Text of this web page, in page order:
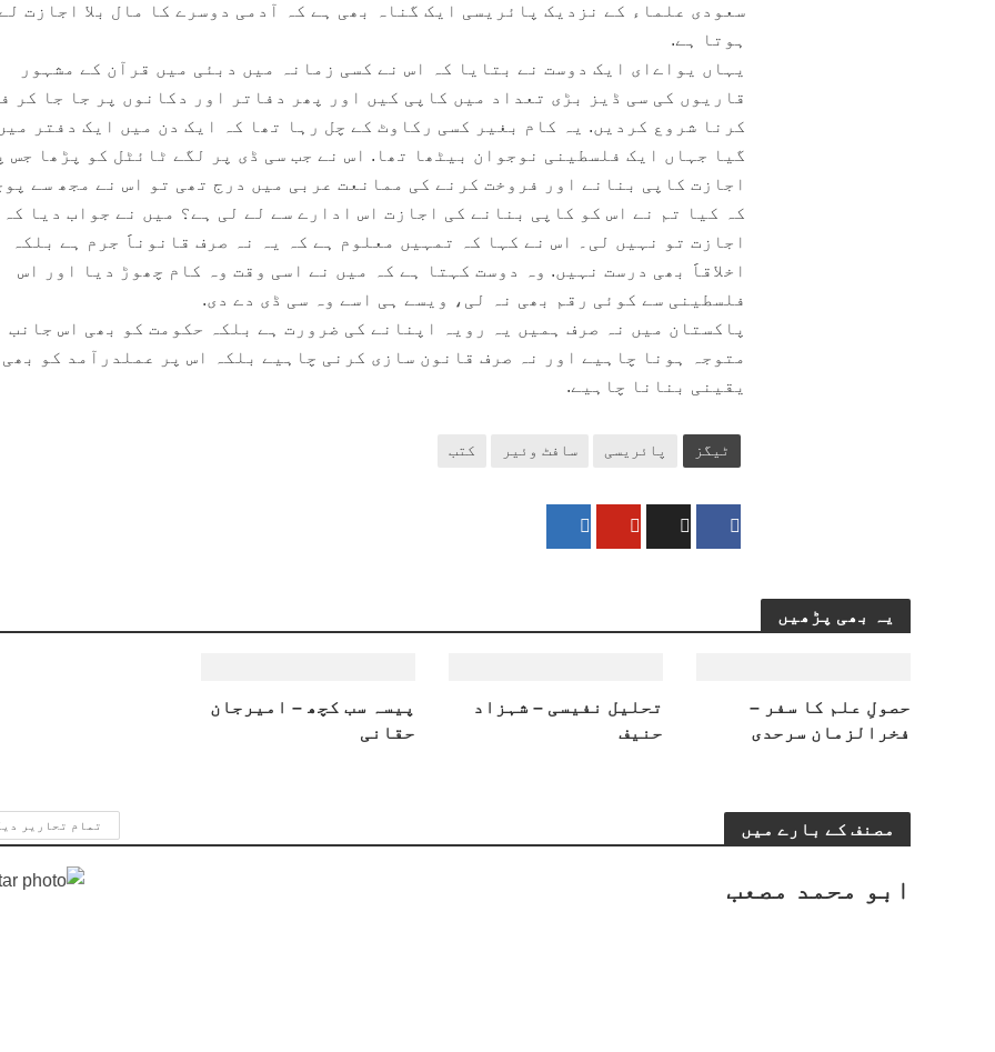
سعودی علماء کے نزدیک پائریسی ایک گناہ بھی ہے کہ آدمی دوسرے کا مال بلا اجازت
ہوتا ہے.
یہاں یواےای ایک دوست نے بتایا کہ اس نے کسی زمانہ میں دبئی میں قرآن کے مشہور
قاریوں کی سی ڈیز بڑی تعداد میں کاپی کیں اور پھر دفاتر اور دکانوں پر جا جا کر
کرنا شروع کردیں. یہ کام بغیر کسی رکاوٹ کے چل رہا تھا کہ ایک دن میں ایک دفتر میں
گیا جہاں ایک فلسطینی نوجوان بیٹھا تھا. اس نے جب سی ڈی پر لگے ٹائٹل کو پڑھا جس
اجازت کاپی بنانے اور فروخت کرنے کی ممانعت عربی میں درج تھی تو اس نے مجھ سے
کہ کیا تم نے اس کو کاپی بنانے کی اجازت اس ادارے سے لے لی ہے؟ میں نے جواب دیا
اجازت تو نہیں لی۔ اس نے کہا کہ تمہیں معلوم ہے کہ یہ نہ صرف قانوناََ جرم ہے بلکہ
اخلاقاََ بھی درست نہیں. وہ دوست کہتا ہے کہ میں نے اسی وقت وہ کام چھوڑ دیا اور اس
فلسطینی سے کوئی رقم بھی نہ لی، ویسے ہی اسے وہ سی ڈی دے دی.
پاکستان میں نہ صرف ہمیں یہ رویہ اپنانے کی ضرورت ہے بلکہ حکومت کو بھی اس جانب
متوجہ ہونا چاہیے اور نہ صرف قانون سازی کرنی چاہیے بلکہ اس پر عملدرآمد کو بھی
یقینی بنانا چاہیے.
ٹیگز پائریسی سافٹ وئیر کتب
یہ بھی پڑھیں
حصولِ علم کا سفر –
فخرالزمان سرحدی
تحلیل نفیسی – شہزاد
حنیف
پیسہ سب کچھ – امیرجان
حقانی
مصنف کے بارے میں تمام تحاریر
ابو محمد مصعب